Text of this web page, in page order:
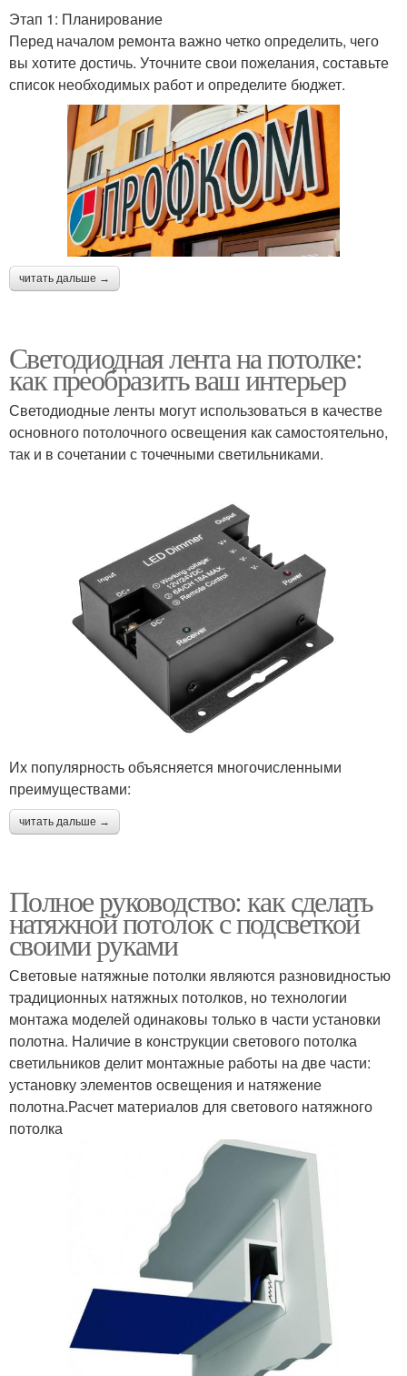
Этап 1: Планирование
Перед началом ремонта важно четко определить, чего
вы хотите достичь. Уточните свои пожелания, составьте
список необходимых работ и определите бюджет.
читать дальше →
Светодиодная лента на потолке:
как преобразить ваш интерьер
Светодиодные ленты могут использоваться в качестве
основного потолочного освещения как самостоятельно,
так и в сочетании с точечными светильниками.
Их популярность объясняется многочисленными
преимуществами:
читать дальше →
Полное руководство: как сделать
натяжной потолок с подсветкой
своими руками
Световые натяжные потолки являются разновидностью
традиционных натяжных потолков, но технологии
монтажа моделей одинаковы только в части установки
полотна. Наличие в конструкции светового потолка
светильников делит монтажные работы на две части:
установку элементов освещения и натяжение
полотна.Расчет материалов для светового натяжного
потолка